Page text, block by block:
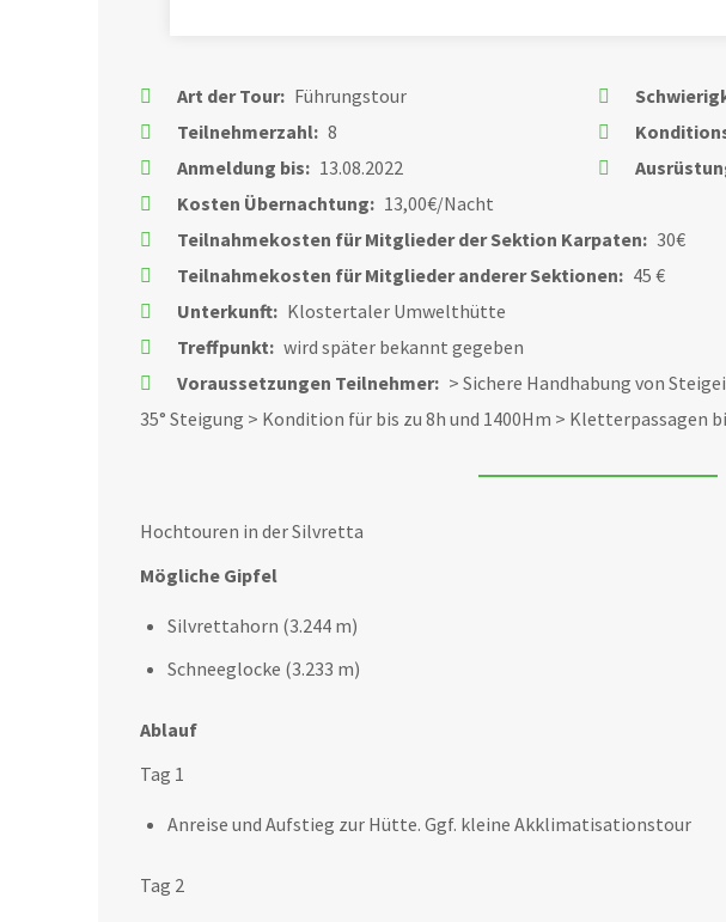
Art der Tour: Führungstour
Teilnehmerzahl: 8
Anmeldung bis: 13.08.2022
Kosten Übernachtung: 13,00€/Nacht
Teilnahmekosten für Mitglieder der Sektion Karpaten: 30€
Teilnahmekosten für Mitglieder anderer Sektionen: 45 €
Unterkunft: Klostertaler Umwelthütte
Treffpunkt: wird später bekannt gegeben
Voraussetzungen Teilnehmer: > Sichere Handhabung von
35° Steigung > Kondition für bis zu 8h und 1400Hm > Kletterpassagen
Hochtouren in der Silvretta
Mögliche Gipfel
Silvrettahorn (3.244 m)
Schneeglocke (3.233 m)
Ablauf
Tag 1
Anreise und Aufstieg zur Hütte. Ggf. kleine Akklimatisationstour
Tag 2